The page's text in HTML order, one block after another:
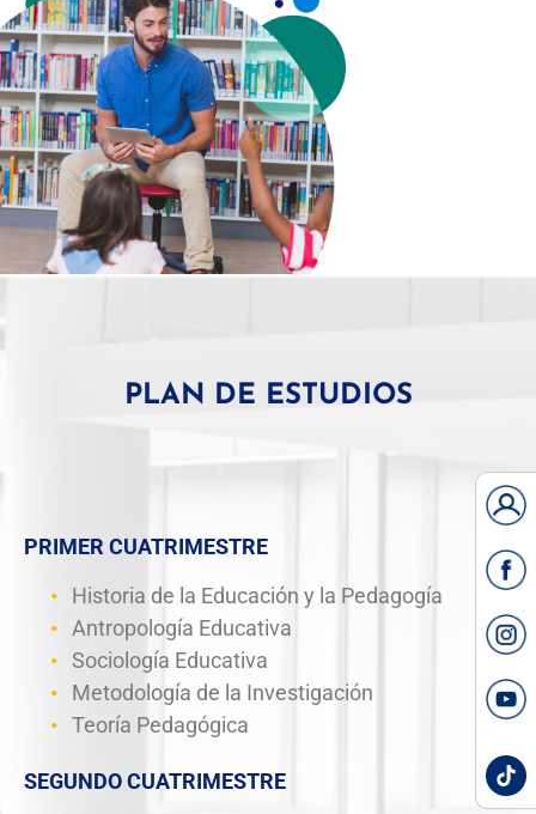
PLAN DE ESTUDIOS
PRIMER CUATRIMESTRE
Historia de la Educación y la Pedagogía
Antropología Educativa
Sociología Educativa
Metodología de la Investigación
Teoría Pedagógica
SEGUNDO CUATRIMESTRE